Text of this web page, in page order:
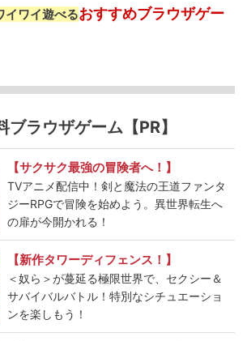
イワイ遊べるおすすめブラウザゲー
ラウザゲーム【PR】
【サクサク最強の冒険者へ！】
TVアニメ配信中！剣と魔法の王道ファンタ
ジーRPGで冒険を始めよう。異世界転生へ
の扉が今開かれる！
【新作タワーディフェンス！】
＜奴ら＞が蔓延る極限世界で、セクシー＆
サバイバルバトル！特別なシチュエーショ
ンを楽しもう！